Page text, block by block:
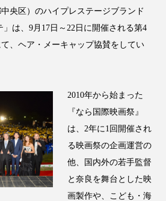
BeautyTech ChatGPT
SaaS SNS
アロマ
アンチソリチュード
インナービューティー 冷え
ワード2025受賞商品
央区）のハイプレステージブランド
」は、9月17日～22日に開催される第4
、ヘア・メーキャップ協賛をしてい
2010年から始まった
『なら国際映画祭』
は、2年に1回開催され
る映画祭の企画運営の
他、国内外の若手監督
と奈良を舞台とした映
画製作や、こども・海